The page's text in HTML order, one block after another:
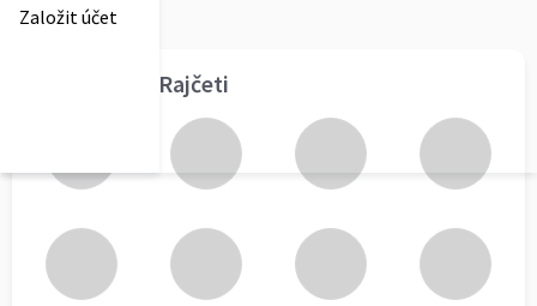
Založit účet
Další lidé na Rajčeti